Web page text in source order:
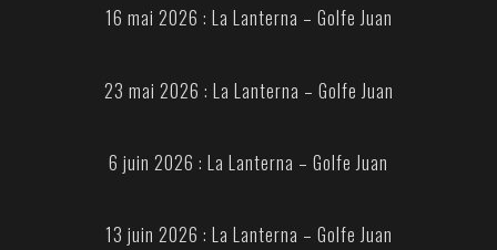
16 mai 2026 : La Lanterna – Golfe Juan
23 mai 2026 : La Lanterna – Golfe Juan
6 juin 2026 : La Lanterna – Golfe Juan
13 juin 2026 : La Lanterna – Golfe Juan